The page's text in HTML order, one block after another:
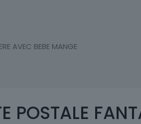
AVEC BEBE MANGE
POSTALE